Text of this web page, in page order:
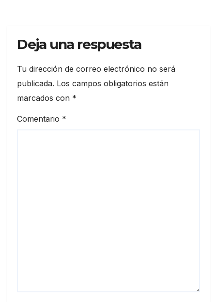
Deja una respuesta
Tu dirección de correo electrónico no será
publicada. Los campos obligatorios están
marcados con *
Comentario *